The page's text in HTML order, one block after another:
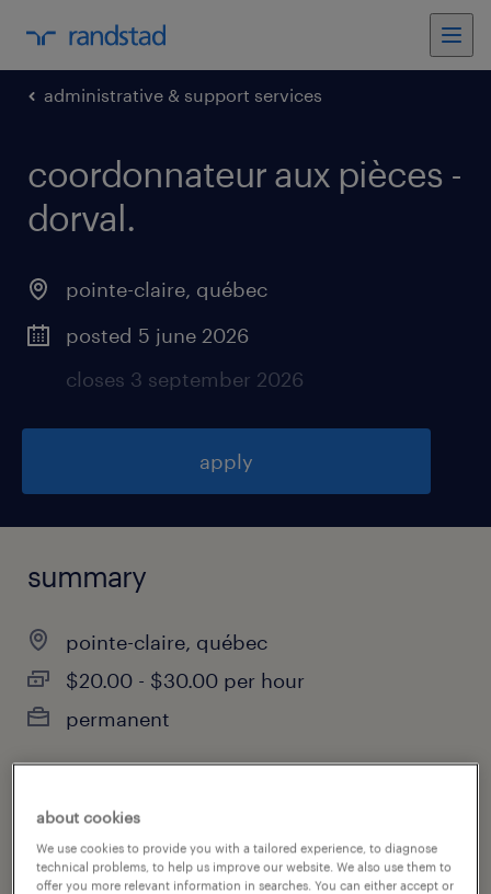
administrative & support services
coordonnateur aux pièces -
dorval.
pointe-claire, québec
posted 5 june 2026
closes 3 september 2026
apply
summary
pointe-claire, québec
$20.00 - $30.00 per hour
permanent
job category
administrative & support services
about cookies
We use cookies to provide you with a tailored experience, to diagnose
technical problems, to help us improve our website. We also use them to
offer you more relevant information in searches. You can either accept or